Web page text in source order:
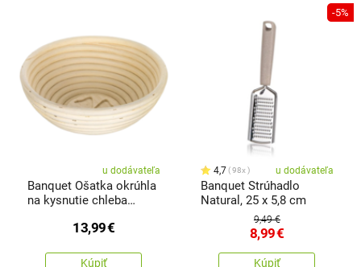
u dodávateľa
Banquet Ošatka okrúhla
na kysnutie chleba
štvorlístok13,99€
Kúpiť
-5%
4,7 98x u dodávateľa
Banquet Strúhadlo
Natural, 25 x 5,8 cm
9,49 €
8,99€
Kúpiť